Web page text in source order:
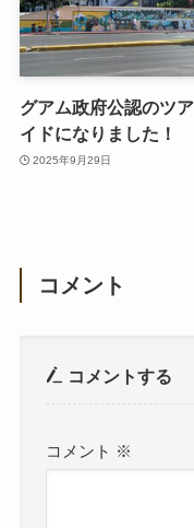
グアム政府公認のツ
イドになりました！
2025年9月29日
コメント
コメントする
コメント ※